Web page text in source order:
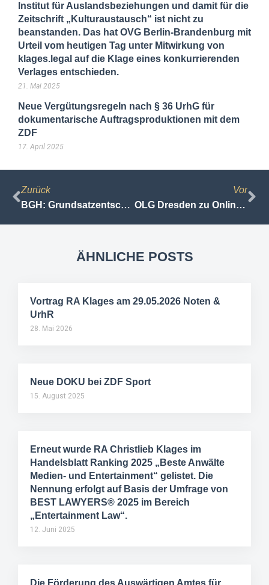
Institut für Auslandsbeziehungen und damit für die
Zeitschrift „Kulturaustausch“ ist nicht zu
beanstanden. Das hat OVG Berlin-Brandenburg mit
Urteil vom heutigen Tag unter Mitwirkung von
klages.legal auf die Klage eines konkurrierenden
Verlages entschieden.
21. Mai 2025
Neue Vergütungsregeln nach § 36 UrhG für
dokumentarische Auftragsproduktionen mit dem
ZDF
17. April 2025
Zurück
BGH: Grundsatzentscheidung zum Namesnrecht — „Landgut Borsig“
Vor
OLG Dresden zu Online-Videorekordern
ÄHNLICHE POSTS
Vortrag RA Klages am 29.05.2026 Noten &
UrhR
28. Mai 2026
Neue DOKU bei ZDF Sport
15. August 2025
Erneut wurde RA Christlieb Klages im
Handelsblatt Ranking 2025 „Beste Anwälte
Medien- und Entertainment“ gelistet. Die
Nennung erfolgt auf Basis der Umfrage von
BEST LAWYERS® 2025 im Bereich
„Entertainment Law“.
12. Juni 2025
Die Förderung des Auswärtigen Amtes für